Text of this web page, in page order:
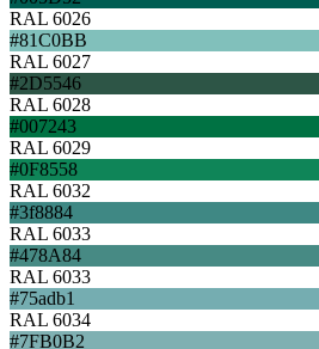
RAL 6026
#81C0BB
RAL 6027
#2D5546
RAL 6028
#007243
RAL 6029
#0F8558
RAL 6032
#3f8884
RAL 6033
#478A84
RAL 6033
#75adb1
RAL 6034
#7FB0B2